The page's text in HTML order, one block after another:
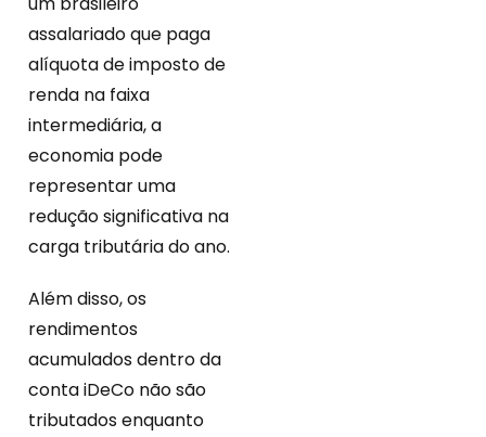
assalariado que paga
alíquota de imposto de
renda na faixa
intermediária, a
economia pode
representar uma
redução significativa na
carga tributária do ano.
Além disso, os
rendimentos
acumulados dentro da
conta iDeCo não são
tributados enquanto